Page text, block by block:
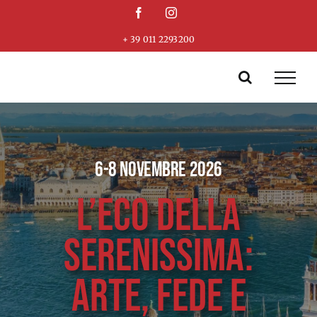
FacebookInstagram
+ 39 011 2293200
6-8 NOVEMBRE 2026
L’ECO DELLA
SERENISSIMA:
ARTE, FEDE E